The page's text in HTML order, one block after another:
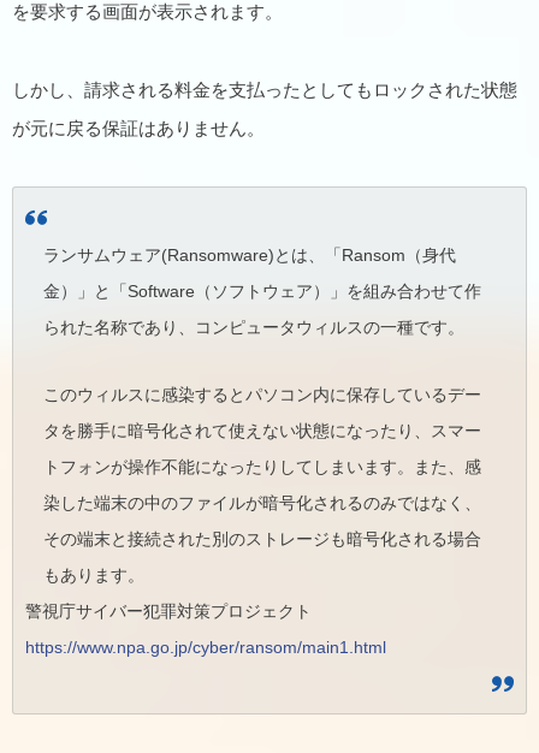
を要求する画面が表示されます。
しかし、請求される料金を支払ったとしてもロックされた状態
が元に戻る保証はありません。
ランサムウェア(Ransomware)とは、「Ransom（身代
金）」と「Software（ソフトウェア）」を組み合わせて作
られた名称であり、コンピュータウィルスの一種です。
このウィルスに感染するとパソコン内に保存しているデー
タを勝手に暗号化されて使えない状態になったり、スマー
トフォンが操作不能になったりしてしまいます。また、感
染した端末の中のファイルが暗号化されるのみではなく、
その端末と接続された別のストレージも暗号化される場合
もあります。
警視庁サイバー犯罪対策プロジェクト
https://www.npa.go.jp/cyber/ransom/main1.html